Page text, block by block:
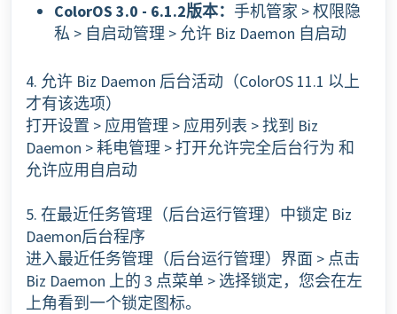
ColorOS 3.0 - 6.1.2版本： 手机管家 > 权限隐
私 > 自启动管理 > 允许 Biz Daemon 自启动
4. 允许 Biz Daemon 后台活动（ColorOS 11.1 以上
才有该选项）
打开设置 > 应用管理 > 应用列表 > 找到 Biz
Daemon > 耗电管理 > 打开允许完全后台行为 和
允许应用自启动
5. 在最近任务管理（后台运行管理）中锁定 Biz
Daemon后台程序
进入最近任务管理（后台运行管理）界面 > 点击
Biz Daemon 上的 3 点菜单 > 选择锁定，您会在左
上角看到一个锁定图标。